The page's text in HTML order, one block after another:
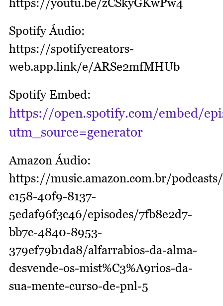
Spotify Áudio:
https://spotifycreators-
web.app.link/e/ARSe2mfMHUb
Spotify Embed:
https://open.spotify.com/embed/
utm_source=generator
Amazon Áudio:
https://music.amazon.com.br/
c158-40f9-8137-
5edaf96f3c46/episodes/7fb8e2d7-
bb7c-4840-8953-
379ef79b1da8/alfarrabios-da-alma-
desvende-os-mist%C3%A9rios-da-
sua-mente-curso-de-pnl-5